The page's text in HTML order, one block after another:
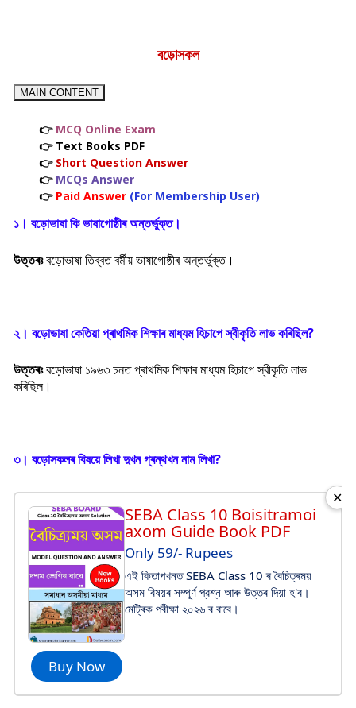
বড়োসকল
MAIN CONTENT
👉 MCQ Online Exam
👉 Text Books PDF
👉 Short Question Answer
👉 MCQs Answer
👉 Paid Answer (For Membership User)
১। বড়োভাষা কি ভাষাগোষ্ঠীৰ অন্তৰ্ভুক্ত।
উত্তৰঃবড়োভাষা তিব্বত বৰ্মীয় ভাষাগোষ্ঠীৰ অন্তৰ্ভুক্ত।
২। বড়োভাষা কেতিয়া প্ৰাথমিক শিক্ষাৰ মাধ্যম হিচাপে স্বীকৃতি লাভ কৰিছিল?
উত্তৰঃবড়োভাষা ১৯৬৩ চনত প্ৰাথমিক শিক্ষাৰ মাধ্যম হিচাপে স্বীকৃতি লাভ
কৰিছিল।
৩। বড়োসকলৰ বিষয়ে লিখা দুখন গ্ৰন্থখন নাম লিখা?
Buy Now
SEBA Class 10 Boisitramoi
axom Guide Book PDF
Only 59/- Rupees
এই কিতাপখনত SEBA Class 10 ৰ বৈচিত্ৰময়
অসম বিষয়ৰ সম্পূর্ণ প্রশ্ন আৰু উত্তৰ দিয়া হ'ব।
মেট্ৰিক পৰীক্ষা ২০২৬ ৰ বাবে।
✕